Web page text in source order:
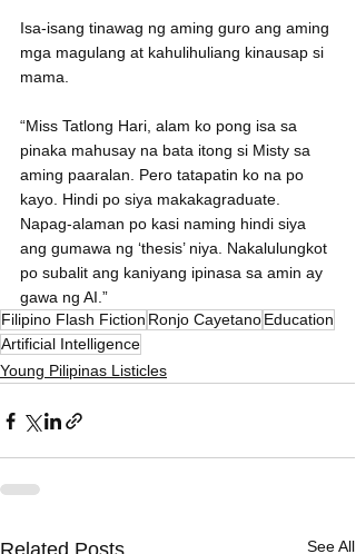
Isa-isang tinawag ng aming guro ang aming
mga magulang at kahulihuliang kinausap si
mama.
“Miss Tatlong Hari, alam ko pong isa sa
pinaka mahusay na bata itong si Misty sa
aming paaralan. Pero tatapatin ko na po
kayo. Hindi po siya makakagraduate.
Napag-alaman po kasi naming hindi siya
ang gumawa ng ‘thesis’ niya. Nakalulungkot
po subalit ang kaniyang ipinasa sa amin ay
gawa ng AI.”
Filipino Flash Fiction Ronjo CayetanoEducation
Artificial Intelligence
Young Pilipinas Listicles
See All